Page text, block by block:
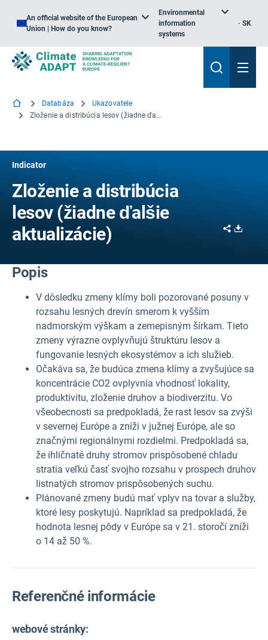
An official website of the European
Union | How do you know?
Environmental
information
systems
SK
Databáza
Ukazovatele
Zloženie a distribúcia lesov (žiadne ďalšie aktualizácie)
Indicator
Zloženie a distribúcia
lesov (žiadne ďalšie
aktualizácie)
Share
Popis
V dôsledku zmeny klímy boli pozorované posuny v
rozsahu lesných drevín smerom k vyšším
nadmorským výškam a zemepisným šírkam. Tieto
zmeny výrazne ovplyvňujú štruktúru lesov a
fungovanie lesných ekosystémov a ich služieb.
Očakáva sa, že budúca zmena klímy a zvyšujúce sa
koncentrácie CO2 ovplyvnia vhodnosť lokality,
produktivitu, zloženie druhov a biodiverzitu. Vo
všeobecnosti sa predpokladá, že rast lesov sa zvýši
v severnej Európe a zníži v južnej Európe, ale so
značnými regionálnymi rozdielmi. Predpokladá sa,
že ihličnaté druhy stromov prispôsobené chladu
stratia veľkú časť svojho rozsahu v prospech druhov
listnatých stromov prispôsobených suchu.
Plánované zmeny budú mať vplyv na tovar a služby,
ktoré lesy poskytujú. Napríklad sa predpokladá, že
hodnota lesnej pôdy v Európe sa v 21. storočí zníži
o 14 až 50 %.
Referenčné informácie
webové stránky: